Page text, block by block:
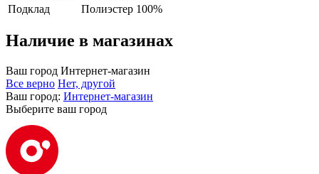
Подклад
Полиэстер 100%
Наличие в магазинах
Ваш город Интернет-магазин
Все верно Нет, другой
Ваш город: Интернет-магазин
Выберите ваш город